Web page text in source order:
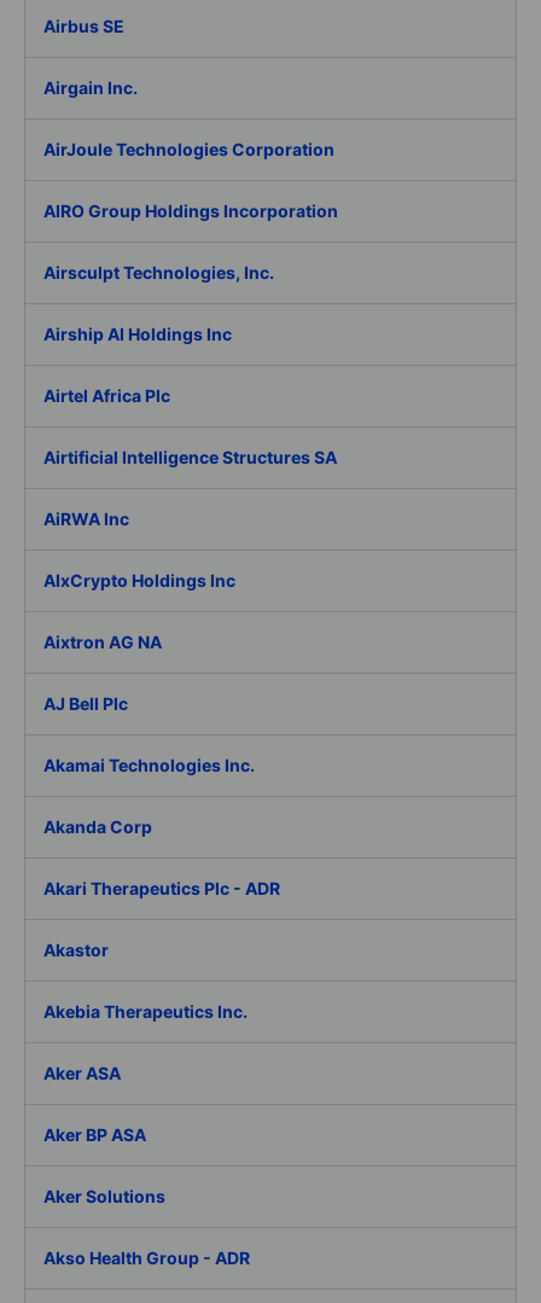
Airbus SE
Airgain Inc.
AirJoule Technologies Corporation
AIRO Group Holdings Incorporation
Airsculpt Technologies, Inc.
Airship AI Holdings Inc
Airtel Africa Plc
Airtificial Intelligence Structures SA
AiRWA Inc
AIxCrypto Holdings Inc
Aixtron AG NA
AJ Bell Plc
Akamai Technologies Inc.
Akanda Corp
Akari Therapeutics Plc - ADR
Akastor
Akebia Therapeutics Inc.
Aker ASA
Aker BP ASA
Aker Solutions
Akso Health Group - ADR